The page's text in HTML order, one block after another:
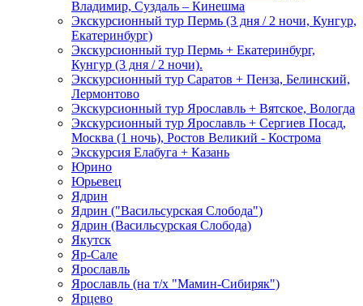
Владимир, Суздаль – Кинешма
Экскурсионный тур Пермь (3 дня / 2 ночи, Кунгур,
Екатеринбург)
Экскурсионный тур Пермь + Екатеринбург,
Кунгур (3 дня / 2 ночи).
Экскурсионный тур Саратов + Пенза, Белинский,
Лермонтово
Экскурсионный тур Ярославль + Вятское, Вологда
Экскурсионный тур Ярославль + Сергиев Посад,
Москва (1 ночь), Ростов Великий - Кострома
Экскурсия Елабуга + Казань
Юрино
Юрьевец
Ядрин
Ядрин ("Васильсурская Слобода")
Ядрин (Васильсурская Слобода)
Якутск
Яр-Сале
Ярославль
Ярославль (на т/х "Мамин-Сибиряк")
Ярцево